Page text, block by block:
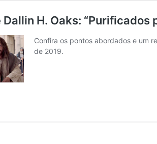
H. Oaks: “Purificados
Confira os pontos abordados e um
de 2019.